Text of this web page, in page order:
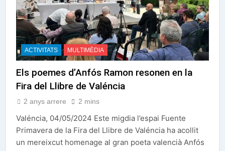
ACTIVITATS MULTIMÈDIA
Els poemes d’Anfós Ramon resonen en la
Fira del Llibre de Valéncia
2 anys arrere 2 mins
Valéncia, 04/05/2024 Este migdia l’espai Fuente
Primavera de la Fira del Llibre de Valéncia ha acollit
un mereixcut homenage al gran poeta valencià Anfós